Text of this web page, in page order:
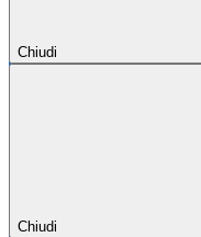
Chiudi
Chiudi